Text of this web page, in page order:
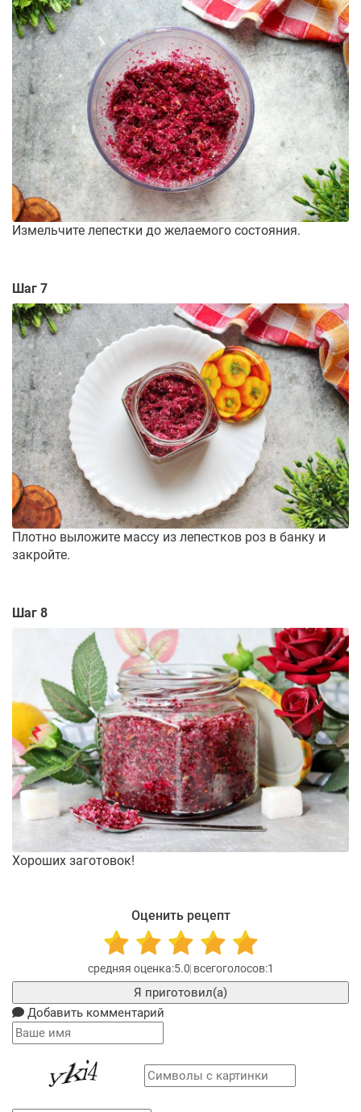
Измельчите лепестки до желаемого состояния.
Шаг 7
Плотно выложите массу из лепестков роз в банку и
закройте.
Шаг 8
Хороших заготовок!
Оценить рецепт
5.0 1
Я приготовил(а)
Добавить комментарий